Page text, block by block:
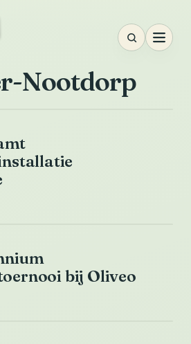
Nootdorp
bij Oliveo